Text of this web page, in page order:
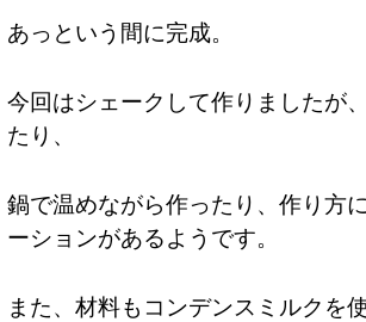
あっという間に完成。
今回はシェークして作りましたが
たり、
鍋で温めながら作ったり、作り方
ーションがあるようです。
また、材料もコンデンスミルクを